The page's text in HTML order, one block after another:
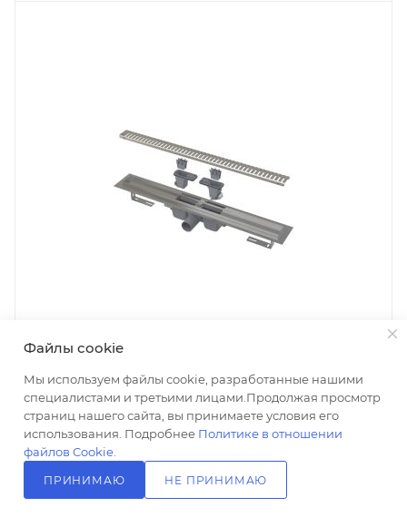
Душевой трап AlcaPlast APZ1SMART-LINE-550 55 см
Нет в наличии
36 578₽
Файлы cookie
Мы используем файлы cookie, разработанные нашими
специалистами и третьими лицами.Продолжая просмотр
страниц нашего сайта, вы принимаете условия его
использования. Подробнее Политике в отношении
файлов Cookie
ПРИНИМАЮ НЕ ПРИНИМАЮ